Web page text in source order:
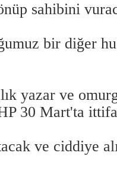
sahibini
bir diğer
yazar ve
30 Mart'ta
ve ciddiye